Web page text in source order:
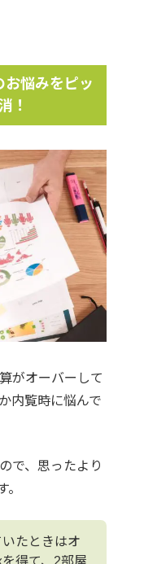
お悩みをピッ
！
がオーバーして
内覧時に悩んで
で、思ったより
。
たときはオ